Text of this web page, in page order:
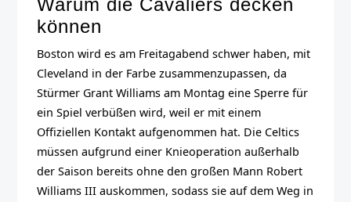
Warum die Cavaliers decken
können
Boston wird es am Freitagabend schwer haben, mit
Cleveland in der Farbe zusammenzupassen, da
Stürmer Grant Williams am Montag eine Sperre für
ein Spiel verbüßen wird, weil er mit einem
Offiziellen Kontakt aufgenommen hat. Die Celtics
müssen aufgrund einer Knieoperation außerhalb
der Saison bereits ohne den großen Mann Robert
Williams III auskommen, sodass sie auf dem Weg in